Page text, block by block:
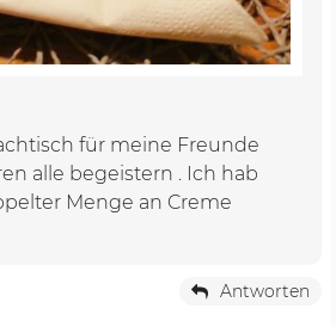
für meine Freunde
alle begeistern . Ich hab
Menge an Creme
Antworten